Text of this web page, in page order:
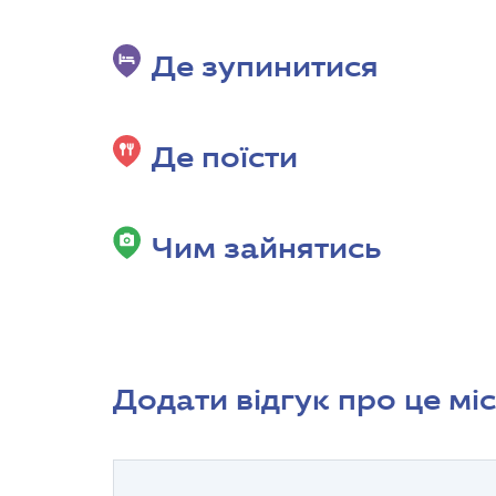
Де зупинитися
Де поїсти
Чим зайнятись
Додати відгук про це